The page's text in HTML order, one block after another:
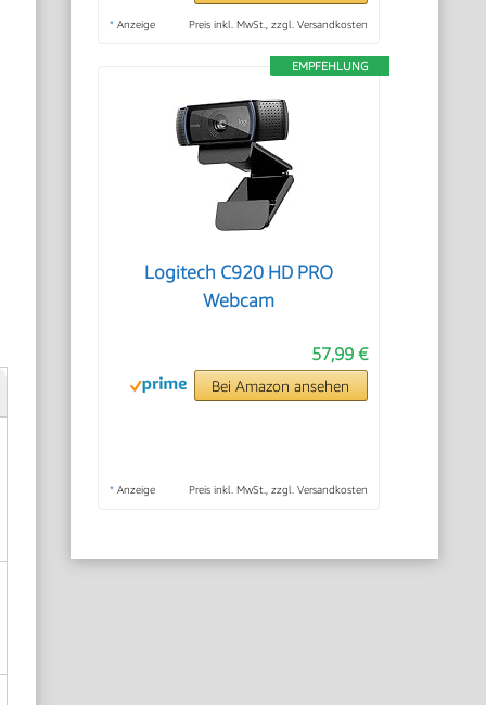
* Anzeige Preis inkl. MwSt., zzgl. Versandkosten
EMPFEHLUNG
Logitech C920 HD PRO
Webcam
57,99 €
Bei Amazon ansehen
* Anzeige Preis inkl. MwSt., zzgl. Versandkosten